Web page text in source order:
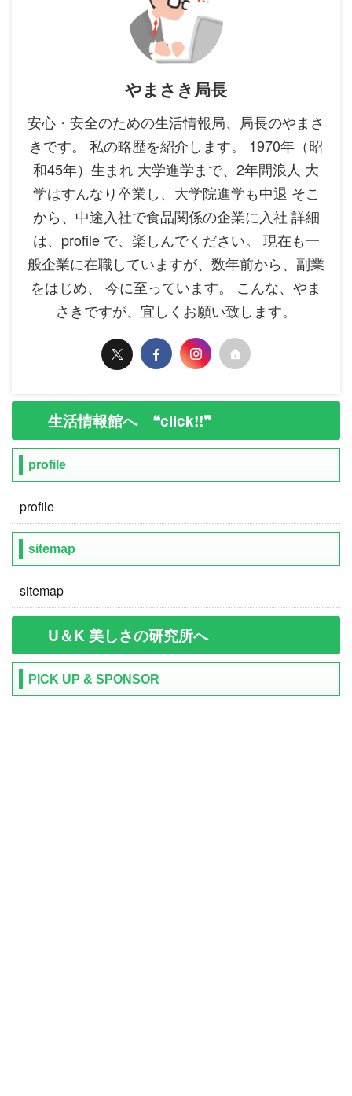
やまさき局長
安心・安全のための生活情報局、局長のやまさ
きです。 私の略歴を紹介します。 1970年（昭
和45年）生まれ 大学進学まで、2年間浪人 大
学はすんなり卒業し、大学院進学も中退 そこ
から、中途入社で食品関係の企業に入社 詳細
は、profile で、楽しんでください。 現在も一
般企業に在職していますが、数年前から、副業
をはじめ、 今に至っています。 こんな、やま
さきですが、宜しくお願い致します。
生活情報館へ ❝click!!❞
profile
profile
sitemap
sitemap
U＆K 美しさの研究所へ
PICK UP & SPONSOR